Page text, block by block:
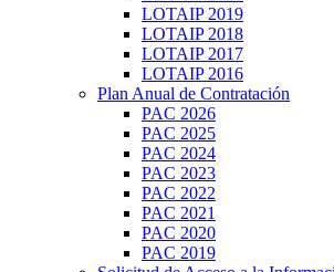
LOTAIP 2019
LOTAIP 2018
LOTAIP 2017
LOTAIP 2016
Plan Anual de Contratación
PAC 2026
PAC 2025
PAC 2024
PAC 2023
PAC 2022
PAC 2021
PAC 2020
PAC 2019